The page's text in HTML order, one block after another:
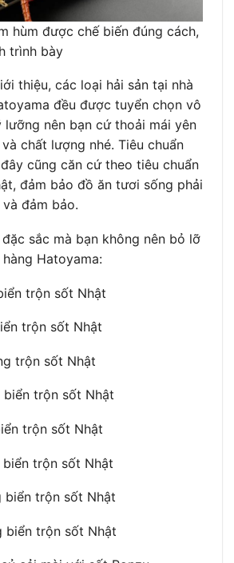
hùm được chế biến đúng cách,
trình bày
thiệu, các loại hải sản tại nhà
đều được tuyển chọn vô
lưỡng nên bạn cứ thoải mái yên
chất lượng nhé. Tiêu chuẩn
cũng căn cứ theo tiêu chuẩn
đảm bảo đồ ăn tươi sống phải
đảm bảo.
sắc mà bạn không nên bỏ lỡ
Hatoyama:
trộn sốt Nhật
trộn sốt Nhật
trộn sốt Nhật
trộn sốt Nhật
trộn sốt Nhật
trộn sốt Nhật
biển trộn sốt Nhật
biển trộn sốt Nhật